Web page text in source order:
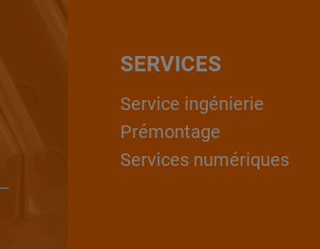
SERVICES
Service ingénierie
Prémontage
Services numériques